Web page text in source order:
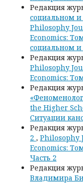
Редакция
социальном и
Philosophy
Economics:
социальном и
Редакция
Philosophy
Economics:
Редакция
the Higher
Ситуации
Редакция
2 , Philosophy
Economics:
Часть 2
Редакция
Владимира